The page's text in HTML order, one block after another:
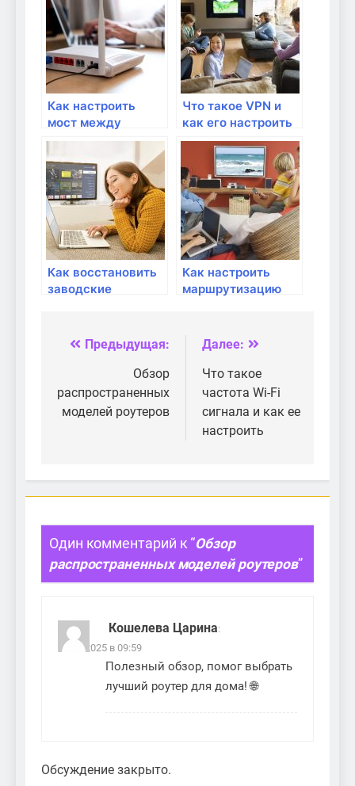
доступа?
Как настроить
мост между
роутерами для
увеличения
покрытия Wi-Fi?
Что такое VPN и
как его настроить
на роутере?
Как восстановить
заводские
Как настроить
маршрутизацию
Навигация
записям
Предыдущая:
Обзор
распространенных
моделей роутеров
Далее:
Что такое
частота Wi-Fi
сигнала и как ее
настроить
Один комментарий к “Обзор
распространенных моделей роутеров”
Кошелева Царина:
23.05.2025 в 09:59
Полезный обзор, помог выбрать
лучший роутер для дома! 🌐
Обсуждение закрыто.